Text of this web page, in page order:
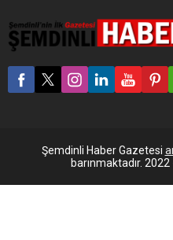
Bir süre önce kayyum
atanan Bugün ve Millet
gazetelerinin yerine “Özgür
Bugün” ve “Özgür Millet”
gazetelerinin basıldığı
Şemdinli Haber Gazetesi
barınmaktadır. 2022